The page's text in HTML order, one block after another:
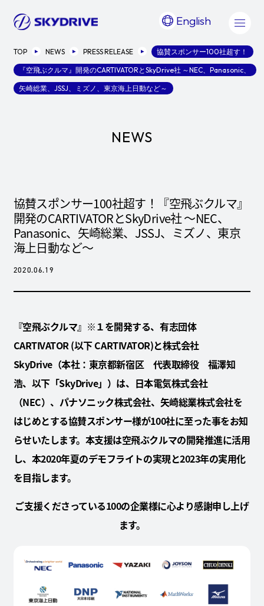
English
TOP NEWS PRESS RELEASE 協賛スポンサー100社超す！
『空飛ぶクルマ』開発のCARTIVATORとSkyDrive社 ～NEC、Panasonic、
矢崎総業、JSSJ、ミズノ、東京海上日動など～
NEWS
協賛スポンサー100社超す！『空飛ぶクルマ』
開発のCARTIVATORとSkyDrive社 ～NEC、
Panasonic、矢崎総業、JSSJ、ミズノ、東京
海上日動など～
2020.06.19
『空飛ぶクルマ』※１を開発する、有志団体
CARTIVATOR (以下 CARTIVATOR)と株式会社
SkyDrive（本社：東京都新宿区 代表取締役 福澤知
浩、以下「SkyDrive」）は、日本電気株式会社
（NEC）、パナソニック株式会社、矢崎総業株式会社を
はじめとする協賛スポンサー様が100社に至った事をお知
らせいたします。本支援は空飛ぶクルマの開発推進に活用
し、本2020年夏のデモフライトの実現と2023年の実用化
を目指します。
ご支援くださっている100の企業様に心より感謝申し上げ
ます。